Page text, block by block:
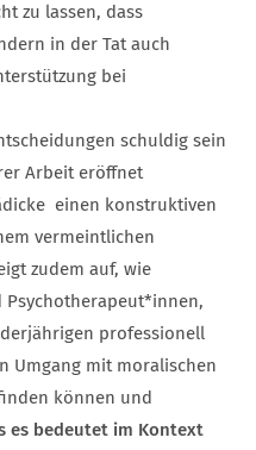
zu lassen, dass
in der Tat auch
bei
schuldig sein
Arbeit eröffnet
einen konstruktiven
vermeintlichen
zudem auf, wie
professionell
Umgang mit moralischen
können und
es bedeutet im Kontext